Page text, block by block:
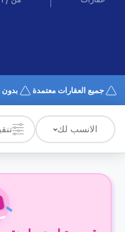
الدعم
كيف
تعمل؟
الأسئلة
الشائعة
جميع العقارات معتمدة
الانسب لك